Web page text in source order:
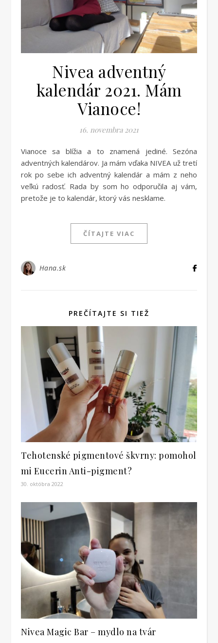
Nivea adventný
kalendár 2021. Mám
Vianoce!
16. novembra 2021
Vianoce sa blížia a to znamená jediné. Sezóna
adventných kalendárov. Ja mám vďaka NIVEA už tretí
rok po sebe ich adventný kalendár a mám z neho
veľkú radosť. Rada by som ho odporučila aj vám,
pretože je to kalendár, ktorý vás nesklame.
ČÍTAJTE VIAC
Hana.sk
PREČÍTAJTE SI TIEŽ
Tehotenské pigmentové škvrny: pomohol
mi Eucerin Anti-pigment?
30. októbra 2022
Nivea Magic Bar – mydlo na tvár